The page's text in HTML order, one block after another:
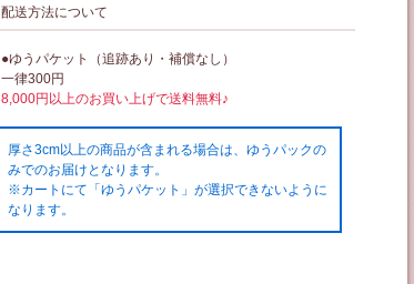
配送方法について
●ゆうパケット（追跡あり・補償なし）
一律300円
8,000円以上のお買い上げで送料無料♪
厚さ3cm以上の商品が含まれる場合は、ゆうパックの
みでのお届けとなります。
※カートにて「ゆうパケット」が選択できないように
なります。